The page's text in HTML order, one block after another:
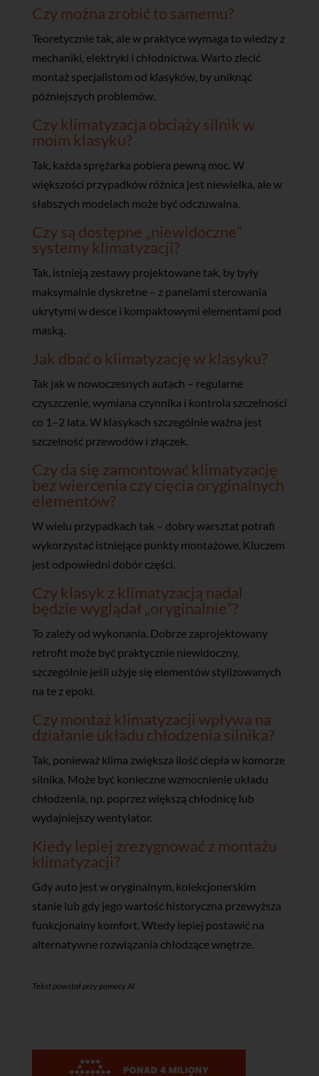
Czy można zrobić to samemu?
Teoretycznie tak, ale w praktyce wymaga to wiedzy z
mechaniki, elektryki i chłodnictwa. Warto zlecić
montaż specjalistom od klasyków, by uniknąć
późniejszych problemów.
Czy klimatyzacja obciąży silnik w
moim klasyku?
Tak, każda sprężarka pobiera pewną moc. W
większości przypadków różnica jest niewielka, ale w
słabszych modelach może być odczuwalna.
Czy są dostępne „niewidoczne”
systemy klimatyzacji?
Tak, istnieją zestawy projektowane tak, by były
maksymalnie dyskretne – z panelami sterowania
ukrytymi w desce i kompaktowymi elementami pod
maską.
Jak dbać o klimatyzację w klasyku?
Tak jak w nowoczesnych autach – regularne
czyszczenie, wymiana czynnika i kontrola szczelności
co 1–2 lata. W klasykach szczególnie ważna jest
szczelność przewodów i złączek.
Czy da się zamontować klimatyzację
bez wiercenia czy cięcia oryginalnych
elementów?
W wielu przypadkach tak – dobry warsztat potrafi
wykorzystać istniejące punkty montażowe. Kluczem
jest odpowiedni dobór części.
Czy klasyk z klimatyzacją nadal
będzie wyglądał „oryginalnie”?
To zależy od wykonania. Dobrze zaprojektowany
retrofit może być praktycznie niewidoczny,
szczególnie jeśli użyje się elementów stylizowanych
na te z epoki.
Czy montaż klimatyzacji wpływa na
działanie układu chłodzenia silnika?
Tak, ponieważ klima zwiększa ilość ciepła w komorze
silnika. Może być konieczne wzmocnienie układu
chłodzenia, np. poprzez większą chłodnicę lub
wydajniejszy wentylator.
Kiedy lepiej zrezygnować z montażu
klimatyzacji?
Gdy auto jest w oryginalnym, kolekcjonerskim
stanie lub gdy jego wartość historyczna przewyższa
funkcjonalny komfort. Wtedy lepiej postawić na
alternatywne rozwiązania chłodzące wnętrze.
Tekst powstał przy pomocy AI